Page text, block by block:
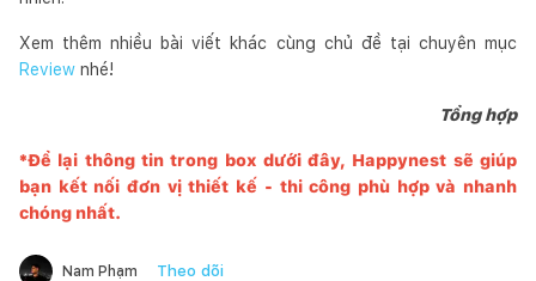
Xem thêm nhiều bài viết khác cùng chủ đề tại chuyên mục
Review nhé!
Tổng hợp
*Để lại thông tin trong box dưới đây, Happynest sẽ giúp
bạn kết nối đơn vị thiết kế - thi công phù hợp và nhanh
chóng nhất.
Nam Phạm Theo dõi